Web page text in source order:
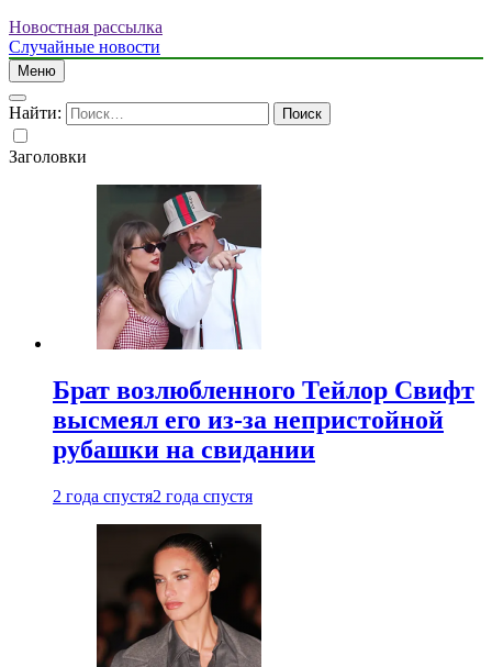
Новостная рассылка
Случайные новости
Меню
Найти:
Заголовки
Брат возлюбленного Тейлор Свифт
высмеял его из-за непристойной
рубашки на свидании
2 года спустя2 года спустя